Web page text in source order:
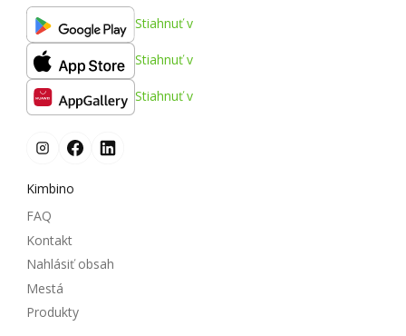
Stiahnuť v
Stiahnuť v
Stiahnuť v
Kimbino
FAQ
Kontakt
Nahlásiť obsah
Mestá
Produkty